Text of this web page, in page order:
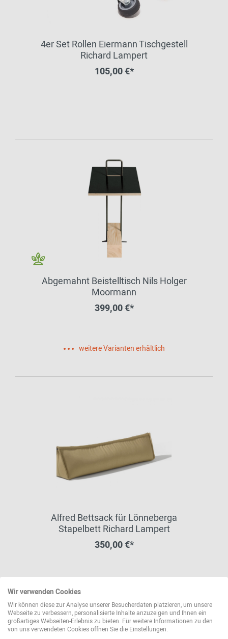
4er Set Rollen Eiermann Tischgestell
Richard Lampert
105,00 €*
Abgemahnt Beistelltisch Nils Holger
Moormann
399,00 €*
weitere Varianten erhältlich
Alfred Bettsack für Lönneberga
Stapelbett Richard Lampert
350,00 €*
Wir verwenden Cookies
Wir können diese zur Analyse unserer Besucherdaten platzieren, um unsere
Webseite zu verbessern, personalisierte Inhalte anzuzeigen und Ihnen ein
großartiges Webseiten-Erlebnis zu bieten. Für weitere Informationen zu den
von uns verwendeten Cookies öffnen Sie die Einstellungen.